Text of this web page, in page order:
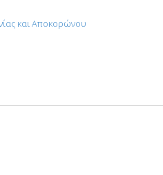
και Αποκορώνου